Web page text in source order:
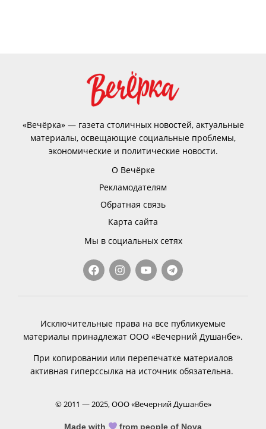
«Вечёрка» — газета столичных новостей, актуальные
материалы, освещающие социальные проблемы,
экономические и политические новости.
О Вечёрке
Рекламодателям
Обратная связь
Карта сайта
Мы в социальных сетях
Исключительные права на все публикуемые
материалы принадлежат ООО «Вечерний Душанбе».
При копировании или перепечатке материалов
активная гиперссылка на источник обязательна.
© 2011 — 2025, ООО «Вечерний Душанбе»
Made with from people of Nova